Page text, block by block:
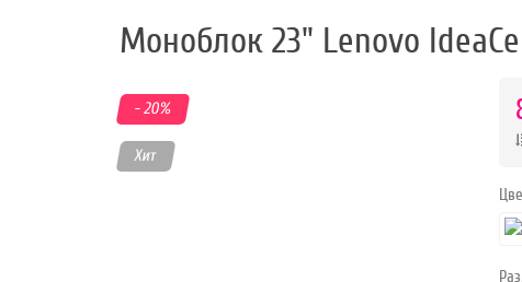
Моноблок 23" Lenovo
- 20%
Хит